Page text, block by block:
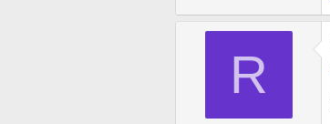
R